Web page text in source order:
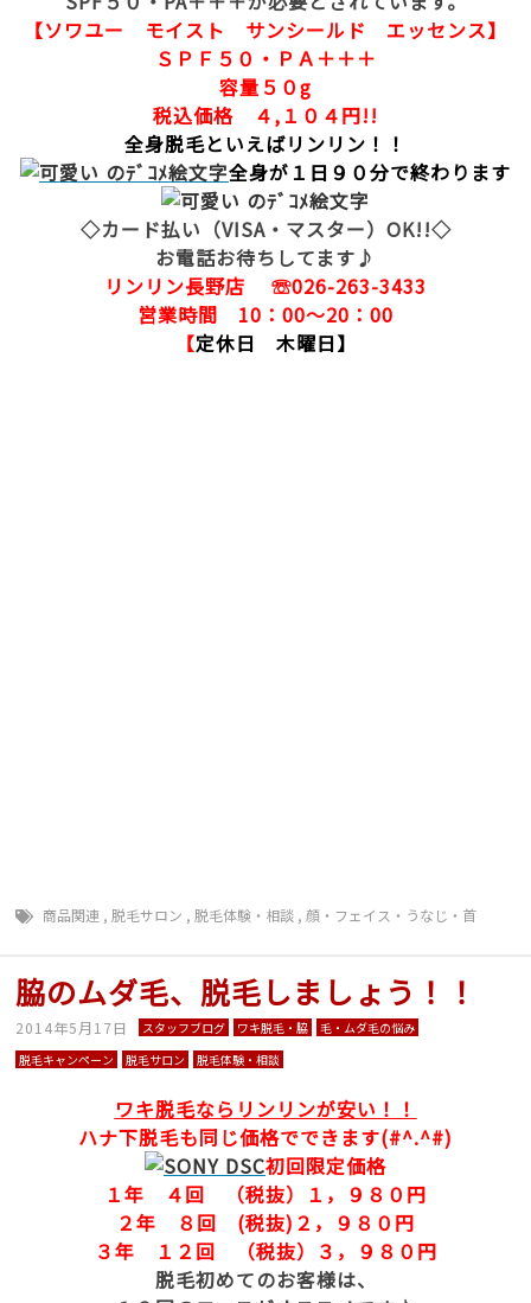
【ソワユー モイスト サンシールド エッセンス】
ＳＰＦ５０・ＰＡ＋＋＋
容量５０g
税込価格 ４,１０４円!!
全身脱毛といえばリンリン！！
全身が１日９０分で終わります
◇カード払い（VISA・マスター）OK!!◇
お電話お待ちしてます♪
リンリン長野店 ☏026-263-3433
営業時間 10：00～20：00
【定休日 木曜日】
商品関連 ,脱毛サロン ,脱毛体験・相談 ,顔・フェイス・うなじ・首
脇のムダ毛、脱毛しましょう！！
2014年5月17日 スタッフブログ ワキ脱毛・脇
毛・ムダ毛の悩み
脱毛キャンペーン
脱毛サロン 脱毛体験・相談
ワキ脱毛ならリンリンが安い！！
ハナ下脱毛も同じ価格でできます(#^.^#)
初回限定価格
１年 ４回 （税抜）１，９８０円
２年 ８回 (税抜)２，９８０円
３年 １２回 （税抜）３，９８０円
脱毛初めてのお客様は、